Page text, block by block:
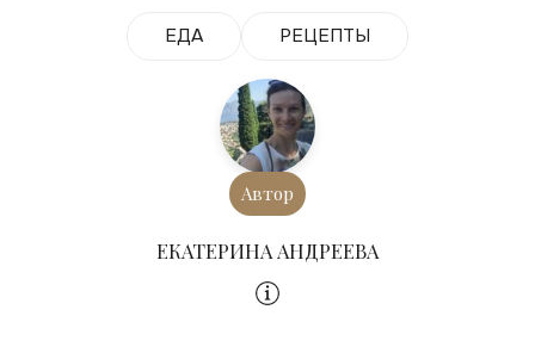
ЕДА РЕЦЕПТЫ
Автор
ЕКАТЕРИНА АНДРЕЕВА